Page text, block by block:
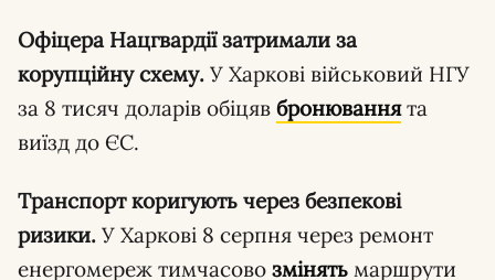
Офіцера Нацгвардії затримали за
корупційну схему. У Харкові військовий НГУ
за 8 тисяч доларів обіцяв бронюваннята
виїзд до ЄС.
Транспорт коригують через безпекові
ризики. У Харкові 8 серпня через ремонт
енергомереж тимчасово змінять маршрути